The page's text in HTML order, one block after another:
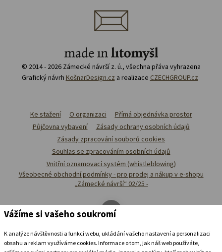
© 2014 - 2026 Zámecké návrší z. ú., všechna přáva vyhrazena
Grafický návrh KošnarDesign.cz a realizace CZECHGROUP.cz
Ke stažení O organizaci
Přímá objednávka prostor
Půjčovna vybavení
Zásady ochrany osobních údajů
Zásady zpracování souborů cookies
Souhlas se zpracováním osobních údajů
Vnitřní oznamovací systém (whistleblowing)
Všeobecné obchodní podmínky - pro prodej a nákup v e-shopu
„Zámecké návrší“ 02/25 -
Vážíme si vašeho soukromí
K analýze návštěvnosti a funkcí webu, ukládání vašeho nastavení a personalizaci
obsahu a reklam využíváme cookies. Informace o tom, jak náš web používáte,